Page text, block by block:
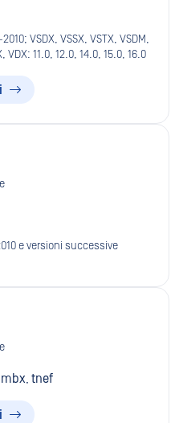
VSDX, VSSX, VSTX, VSDM,
VDX: 11.0, 12.0, 14.0, 15.0, 16.0
e versioni successive
mbx, tnef